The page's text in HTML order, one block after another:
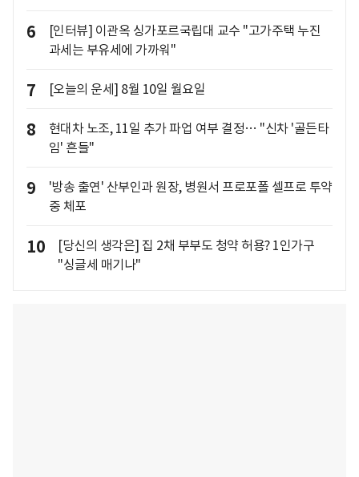
6
[인터뷰] 이관옥 싱가포르국립대 교수 "고가주택 누진
과세는 부유세에 가까워"
7 [오늘의 운세] 8월 10일 월요일
8
현대차 노조, 11일 추가 파업 여부 결정… "신차 '골든타
임' 흔들"
9
'방송 출연' 산부인과 원장, 병원서 프로포폴 셀프로 투약
중 체포
10
[당신의 생각은] 집 2채 부부도 청약 허용? 1인가구
"싱글세 매기나"